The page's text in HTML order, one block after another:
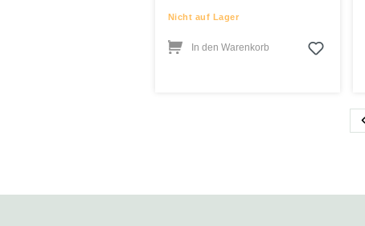
Nicht auf Lager
In den Warenkorb